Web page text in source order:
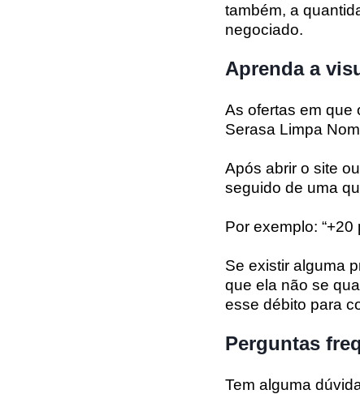
também, a
negociado.
Aprenda a
As ofertas em que
Serasa Limpa
Após abrir o site
seguido de uma
Por exemplo:
Se existir alguma
que ela não se
esse débito para
Perguntas
Tem alguma